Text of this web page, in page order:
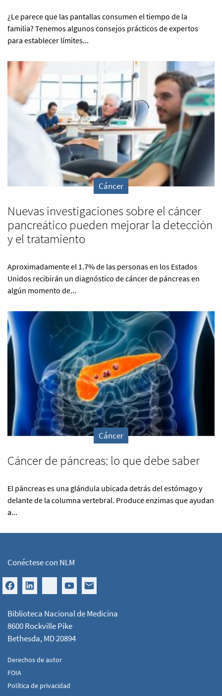
¿Le parece que las pantallas consumen el tiempo de la
familia? Tenemos algunos consejos prácticos de expertos
para establecer límites...
Cáncer
Nuevas investigaciones sobre el cáncer
pancreático pueden mejorar la detección
y el tratamiento
Aproximadamente el 1.7% de las personas en los Estados
Unidos recibirán un diagnóstico de cáncer de páncreas en
algún momento de...
Cáncer
Cáncer de páncreas: lo que debe saber
El páncreas es una glándula ubicada detrás del estómago y
delante de la columna vertebral. Produce enzimas que ayudan
a...
Conéctese con NLM
Biblioteca Nacional de Medicina
8600 Rockville Pike
Bethesda, MD 20894
Derechos de autor
FOIA
Política de privacidad